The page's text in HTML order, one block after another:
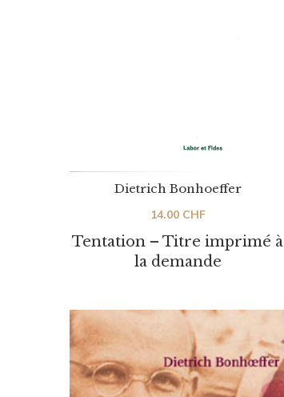
Tentation – Titre imprimé à
la demande
Dietrich Bonhoeffer
14.00 CHF